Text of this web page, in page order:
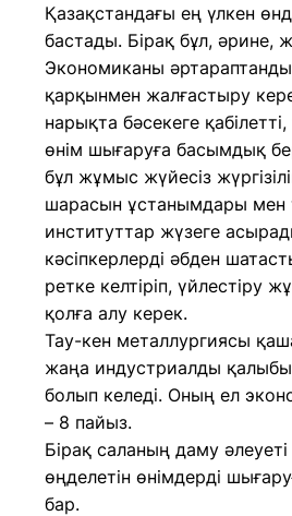
Қазақстандағы ең үлкен
бастады. Бірақ бұл, әрине,
Экономиканы
қарқынмен жалғастыру
нарықта бәсекеге
өнім шығаруға басымдық
бұл жұмыс жүйесіз
шарасын ұстанымдары мен
институттар жүзеге
кәсіпкерлерді әбден
ретке келтіріп, үйлестіру
қолға алу керек.
Тау-кен металлургиясы
жаңа индустриалды
болып келеді. Оның ел
– 8 пайыз.
Бірақ саланың даму
өңделетін өнімдерді
бар.